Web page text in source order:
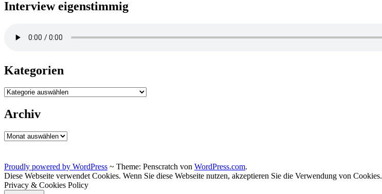
Interview eigenstimmig
Kategorien
Kategorien
Archiv
Archiv
Proudly powered by WordPress ~ Theme: Penscratch von WordPress.com.
Diese Webseite verwendet Cookies. Wenn Sie diese Webseite nutzen, akzeptieren Sie die Verwendung von Cookies.
Privacy & Cookies Policy